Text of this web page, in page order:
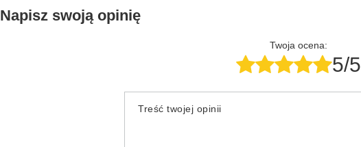
Napisz swoją opinię
Twoja ocena:
5/5
Treść twojej opinii